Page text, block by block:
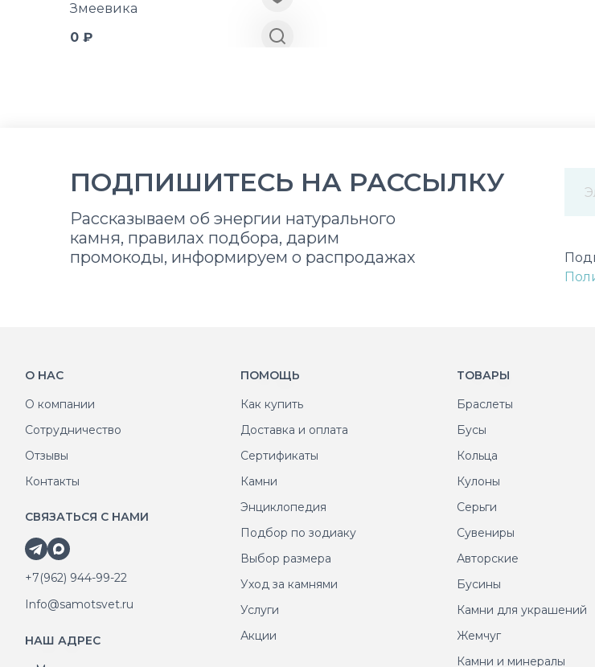
Змеевика
0 ₽
ПОДПИШИТЕСЬ НА РАССЫЛКУ
Рассказываем об энергии натурального
камня, правилах подбора, дарим
промокоды, информируем о распродажах
О НАС
О компании
Сотрудничество
Отзывы
Контакты
СВЯЗАТЬСЯ С НАМИ
+7(962) 944-99-22
Info@samotsvet.ru
НАШ АДРЕС
ПОМОЩЬ
Как купить
Доставка и оплата
Сертификаты
Камни
Энциклопедия
Подбор по зодиаку
Выбор размера
Уход за камнями
Услуги
Акции
ТОВАРЫ
Браслеты
Бусы
Кольца
Кулоны
Серьги
Сувениры
Авторские
Бусины
Камни для украшений
Жемчуг
Камни и минералы